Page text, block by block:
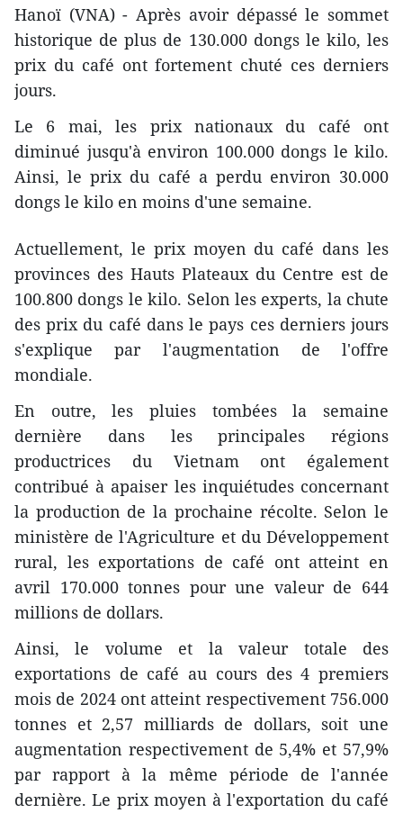
Hanoï (VNA) - Après avoir dépassé le sommet
historique de plus de 130.000 dongs le kilo, les
prix du café ont fortement chuté ces derniers
jours.
Le 6 mai, les prix nationaux du café ont
diminué jusqu'à environ 100.000 dongs le kilo.
Ainsi, le prix du café a perdu environ 30.000
dongs le kilo en moins d'une semaine.
Actuellement, le prix moyen du café dans les
provinces des Hauts Plateaux du Centre est de
100.800 dongs le kilo. Selon les experts, la chute
des prix du café dans le pays ces derniers jours
s'explique par l'augmentation de l'offre
mondiale.
En outre, les pluies tombées la semaine
dernière dans les principales régions
productrices du Vietnam ont également
contribué à apaiser les inquiétudes concernant
la production de la prochaine récolte. Selon le
ministère de l'Agriculture et du Développement
rural, les exportations de café ont atteint en
avril 170.000 tonnes pour une valeur de 644
millions de dollars.
Ainsi, le volume et la valeur totale des
exportations de café au cours des 4 premiers
mois de 2024 ont atteint respectivement 756.000
tonnes et 2,57 milliards de dollars, soit une
augmentation respectivement de 5,4% et 57,9%
par rapport à la même période de l'année
dernière. Le prix moyen à l'exportation du café